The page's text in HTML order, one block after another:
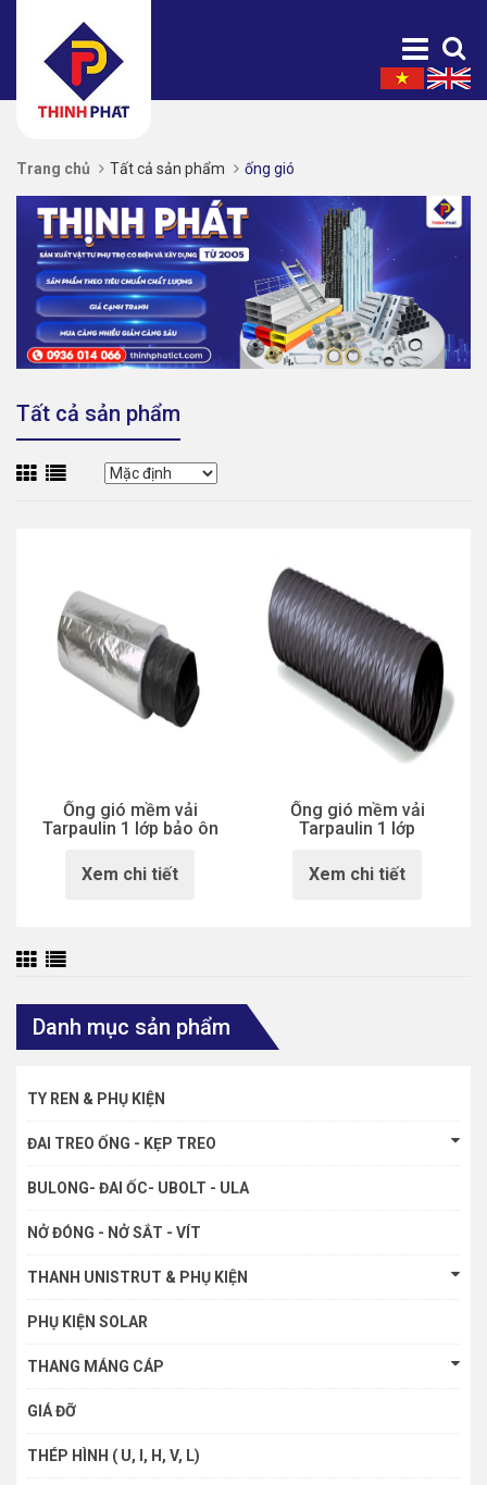
Trang chủ Tất cả sản phẩm ống gió
Tất cả sản phẩm
Ống gió mềm vải
Tarpaulin 1 lớp bảo ôn
Xem chi tiết
Ống gió mềm vải
Tarpaulin 1 lớp
Xem chi tiết
Danh mục sản phẩm
TY REN & PHỤ KIỆN
ĐAI TREO ỐNG - KẸP TREO
BULONG- ĐAI ỐC- UBOLT - ULA
NỞ ĐÓNG - NỞ SẮT - VÍT
THANH UNISTRUT & PHỤ KIỆN
PHỤ KIỆN SOLAR
THANG MÁNG CÁP
GIÁ ĐỠ
THÉP HÌNH ( U, I, H, V, L)